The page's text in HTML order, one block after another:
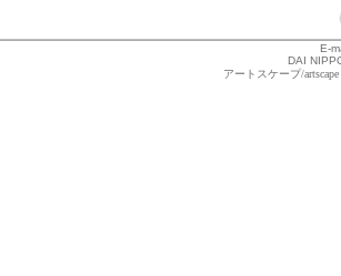
E-
DAI
アートスケープ/